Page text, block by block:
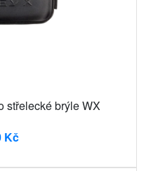
střelecké brýle WX
Kč